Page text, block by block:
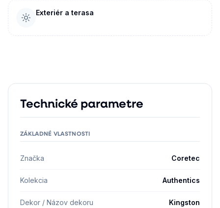
Exteriér a terasa
Technické parametre
ZÁKLADNÉ VLASTNOSTI
Značka Coretec
Kolekcia Authentics
Dekor / Názov dekoru Kingston